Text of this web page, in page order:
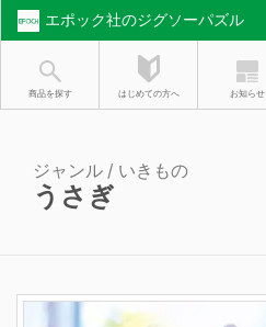
エポック社のジグソーパズル
商品を探す はじめての方へ お知らせ
ジャンル / いきもの
うさぎ